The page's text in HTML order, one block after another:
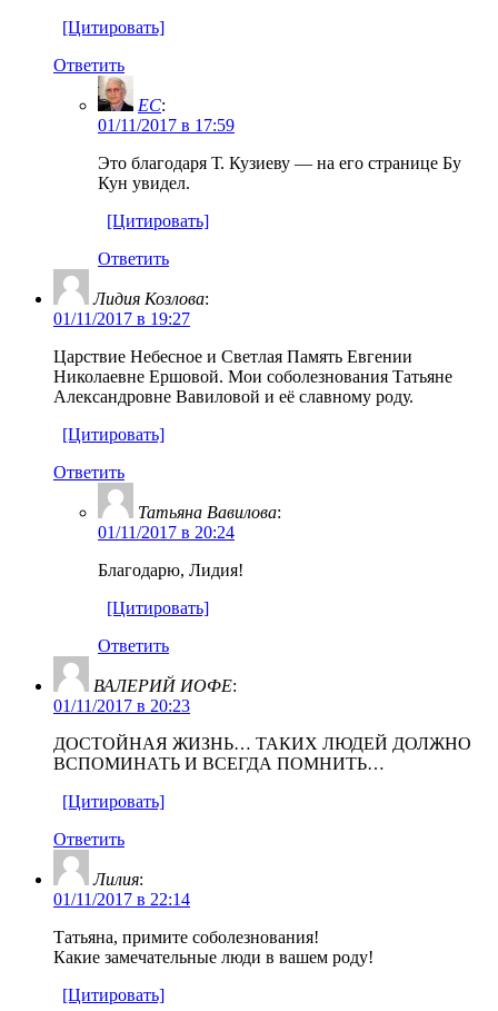
[Цитировать]
Ответить
EC:
01/11/2017 в 17:59
Это благодаря Т. Кузиеву — на его странице Бу
Кун увидел.
[Цитировать]
Ответить
Лидия Козлова:
01/11/2017 в 19:27
Царствие Небесное и Светлая Память Евгении
Николаевне Ершовой. Мои соболезнования Татьяне
Александровне Вавиловой и её славному роду.
[Цитировать]
Ответить
Татьяна Вавилова:
01/11/2017 в 20:24
Благодарю, Лидия!
[Цитировать]
Ответить
ВАЛЕРИЙ ИОФЕ:
01/11/2017 в 20:23
ДОСТОЙНАЯ ЖИЗНЬ… ТАКИХ ЛЮДЕЙ ДОЛЖНО
ВСПОМИНАТЬ И ВСЕГДА ПОМНИТЬ…
[Цитировать]
Ответить
Лилия:
01/11/2017 в 22:14
Татьяна, примите соболезнования!
Какие замечательные люди в вашем роду!
[Цитировать]